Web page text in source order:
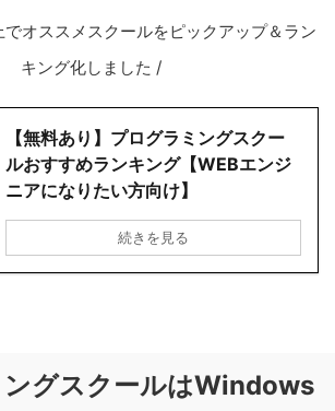
オススメスクールをピックアップ＆ラン
キング化しました /
【無料あり】プログラミングスクー
ルおすすめランキング【WEBエンジ
ニアになりたい方向け】
続きを見る
グスクールはWindows